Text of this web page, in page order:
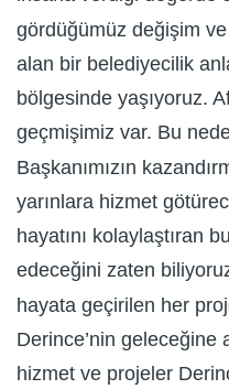
gördüğümüz değişim
alan bir belediyecilik
bölgesinde yaşıyoruz.
geçmişimiz var. Bu
Başkanımızın
yarınlara hizmet
hayatını kolaylaştıran
edeceğini zaten
hayata geçirilen her
Derince’nin geleceğine
hizmet ve projeler